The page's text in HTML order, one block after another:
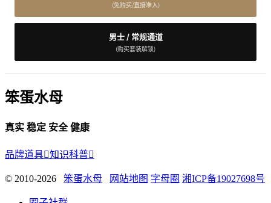
(免购买/直接准入)
男士 / 常规通道
(购买套装解锁)
笨蛋水母
真实 稳定 安全 健康
品牌道具知识科普
© 2010-2026 笨蛋水母 网站地图 字母圈 湘ICP备19027698号